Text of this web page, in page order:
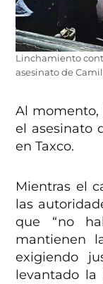
Linchamiento
asesinato de
Al momento,
el asesinato
en Taxco.
Mientras el
las
que “no
mantienen
exigiendo
levantado